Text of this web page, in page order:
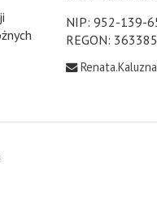
NIP: 952-139-
REGON: